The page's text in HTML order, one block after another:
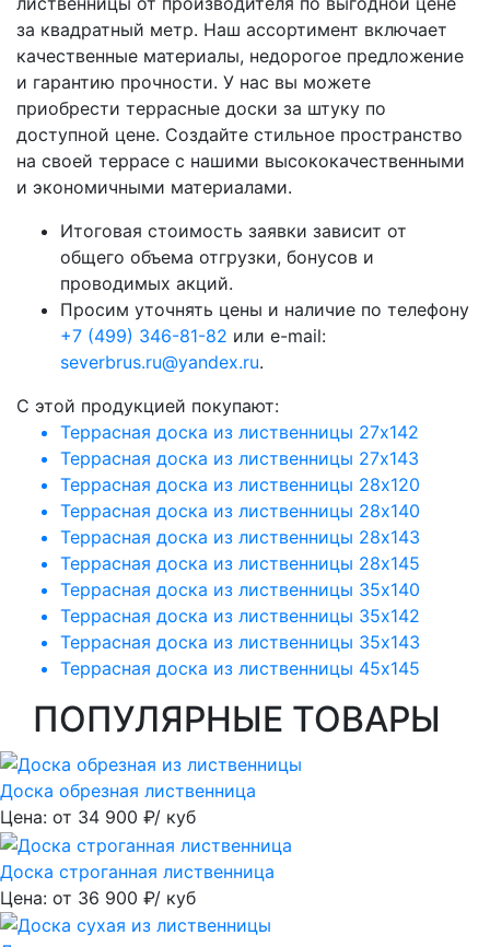
за квадратный метр. Наш ассортимент включает
качественные материалы, недорогое предложение
и гарантию прочности. У нас вы можете
приобрести террасные доски за штуку по
доступной цене. Создайте стильное пространство
на своей террасе с нашими высококачественными
и экономичными материалами.
Итоговая стоимость заявки зависит от
общего объема отгрузки, бонусов и
проводимых акций.
Просим уточнять цены и наличие по телефону
+7 (499) 346-81-82 или e-mail:
severbrus.ru@yandex.ru.
C этой продукцией покупают:
Террасная доска из лиственницы 27х142
Террасная доска из лиственницы 27х143
Террасная доска из лиственницы 28х120
Террасная доска из лиственницы 28х140
Террасная доска из лиственницы 28х143
Террасная доска из лиственницы 28х145
Террасная доска из лиственницы 35х140
Террасная доска из лиственницы 35х142
Террасная доска из лиственницы 35х143
Террасная доска из лиственницы 45х145
ПОПУЛЯРНЫЕ ТОВАРЫ
Доска обрезная лиственница
Цена: от 34 900 ₽/ куб
Доска строганная лиственница
Цена: от 36 900 ₽/ куб